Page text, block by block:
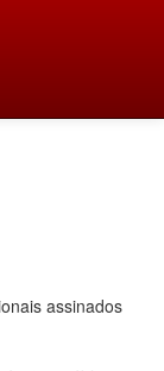
assinados